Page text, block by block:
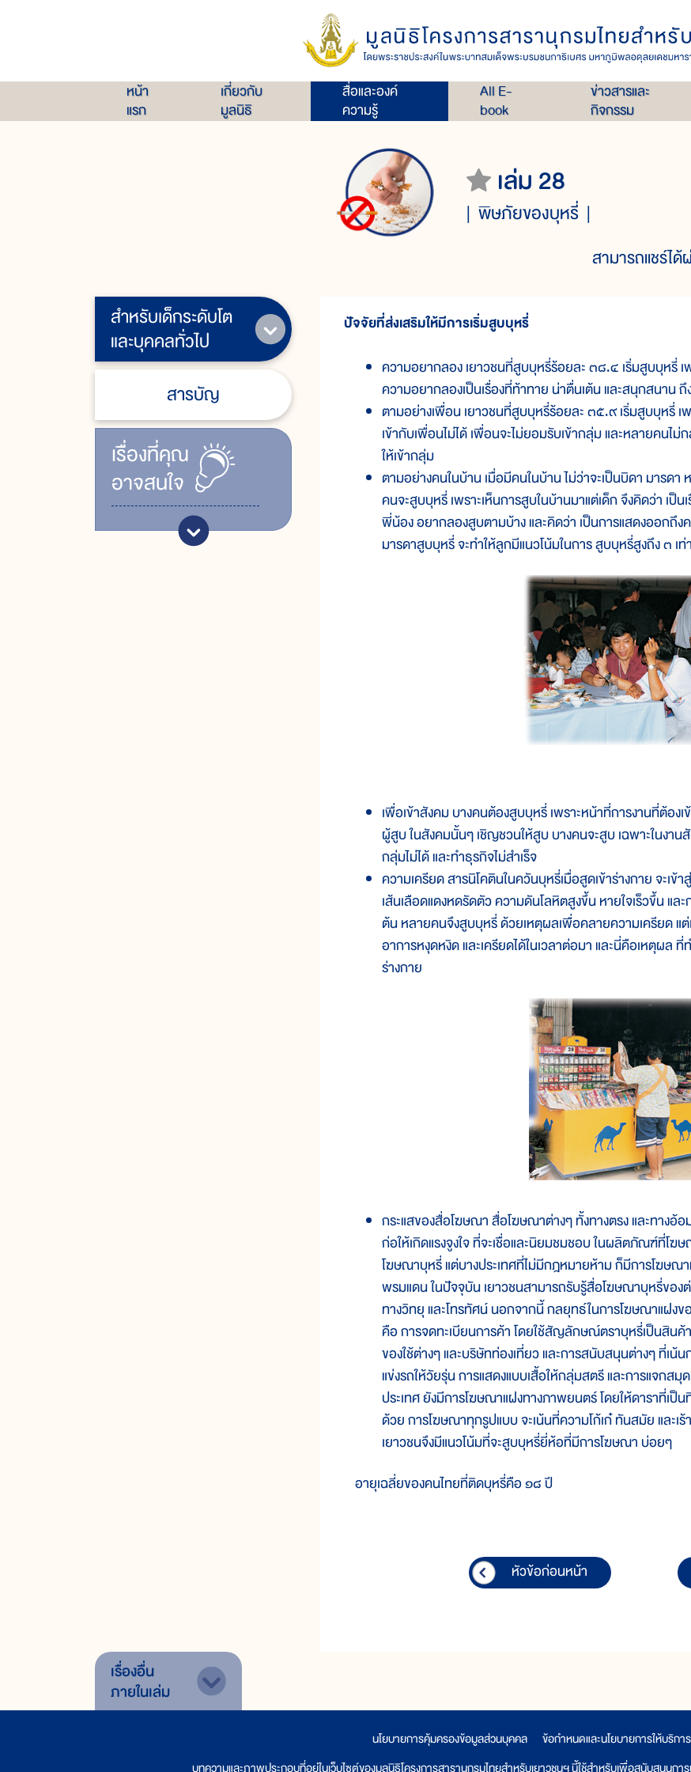
หน้า
แรก
เกี่ยวกับ
มูลนิธิ
สื่อและองค์
ความรู้
All E-
book
ข่าวสารและ
กิจกรรม
เล่ม 28
พิษภัยของบุหรี่
สามารถแชร์ได้
สำหรับเด็กระดับโต
และบุคคลทั่วไป
สารบัญ
เรื่ิองที่คุณ
อาจสนใจ
ปัจจัยที่ส่งเสริมให้มีการเริ่มสูบบุหรี่
ความอยากลอง เยาวชนที่สูบบุหรี่ร้อยละ ๓๘.๔ เริ่มสูบบุหรี่
ความอยากลองเป็นเรื่องที่ท้าทาย น่าตื่นเต้น และสนุกสนาน
ตามอย่างเพื่อน เยาวชนที่สูบบุหรี่ร้อยละ ๓๕.๙ เริ่มสูบบุหรี่
เข้ากับเพื่อนไม่ได้ เพื่อนจะไม่ยอมรับเข้ากลุ่ม และหลายคนไ
ให้เข้ากลุ่ม
ตามอย่างคนในบ้าน เมื่อมีคนในบ้าน ไม่ว่าจะเป็นบิดา มาร
คนจะสูบบุหรี่ เพราะเห็นการสูบในบ้านมาแต่เด็ก จึงคิดว่า เ
พี่น้อง อยากลองสูบตามบ้าง และคิดว่า เป็นการแสดงออกถึ
มารดาสูบบุหรี่ จะทำให้ลูกมีแนวโน้มในการ สูบบุหรี่สูงถึง ๓ เท่า
เพื่อเข้าสังคม บางคนต้องสูบบุหรี่ เพราะหน้าที่การงานที่ต้อง
ผู้สูบ ในสังคมนั้นๆ เชิญชวนให้สูบ บางคนจะสูบ เฉพาะในงาน
กลุ่มไม่ได้ และทำธุรกิจไม่สำเร็จ
ความเครียด สารนิโคตินในควันบุหรี่เมื่อสูดเข้าร่างกาย จะเ
เส้นเลือดแดงหดรัดตัว ความดันโลหิตสูงขึ้น หายใจเร็วขึ้น แ
ต้น หลายคนจึงสูบบุหรี่ ด้วยเหตุผลเพื่อคลายความเครียด แ
อาการหงุดหงิด และเครียดได้ในเวลาต่อมา และนี่คือเหตุผล
ร่างกาย
กระแสของสื่อโฆษณา สื่อโฆษณาต่างๆ ทั้งทางตรง และทาง
ก่อให้เกิดแรงจูงใจ ที่จะเชื่อและนิยมชมชอบ ในผลิตภัณฑ์ที่โฆ
โฆษณาบุหรี่ แต่บางประเทศที่ไม่มีกฎหมายห้าม ก็มีการโฆษณ
พรมแดน ในปัจจุบัน เยาวชนสามารถรับรู้สื่อโฆษณาบุหรี่ของ
ทางวิทยุ และโทรทัศน์ นอกจากนี้ กลยุทธ์ในการโฆษณาแฝ
คือ การจดทะเบียนการค้า โดยใช้สัญลักษณ์ตราบุหรี่เป็นสินค้
ของใช้ต่างๆ และบริษัทท่องเที่ยว และการสนับสนุนต่างๆ ที่เ
แข่งรถให้วัยรุ่น การแสดงแบบเสื้อให้กลุ่มสตรี และการแจกส
ประเทศ ยังมีการโฆษณาแฝงทางภาพยนตร์ โดยให้ดาราที่
ด้วย การโฆษณาทุกรูปแบบ จะเน้นที่ความโก้เก๋ ทันสมัย และเ
เยาวชนจึงมีแนวโน้มที่จะสูบบุหรี่ยี่ห้อที่มีการโฆษณา บ่อยๆ
อายุเฉลี่ยของคนไทยที่ติดบุหรี่คือ ๑๘ ปี
หัวข้อก่อนหน้า
เรื่องอื่น
ภายในเล่ม
นโยบายการคุ้มครองข้อมูลส่วนบุคคล
ข้อกำหนดและนโยบายการให้บริการ
บทความและภาพประกอบที่อยู่ในเว็บไซต์ของมูลนิธิโครงการสารานุกรมไทยสำหรับเยาวชนฯ นี้ใช้สำหรับเพื่อสนับสนุนก